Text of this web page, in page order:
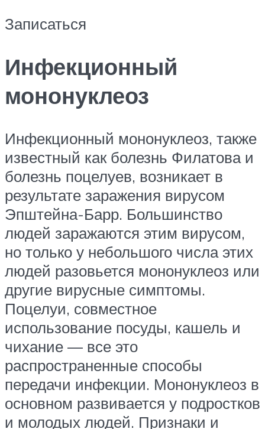
Записаться
Инфекционный
мононуклеоз
Инфекционный мононуклеоз, также
известный как болезнь Филатова и
болезнь поцелуев, возникает в
результате заражения вирусом
Эпштейна-Барр. Большинство
людей заражаются этим вирусом,
но только у небольшого числа этих
людей разовьется мононуклеоз или
другие вирусные симптомы.
Поцелуи, совместное
использование посуды, кашель и
чихание — все это
распространенные способы
передачи инфекции. Мононуклеоз в
основном развивается у подростков
и молодых людей. Признаки и